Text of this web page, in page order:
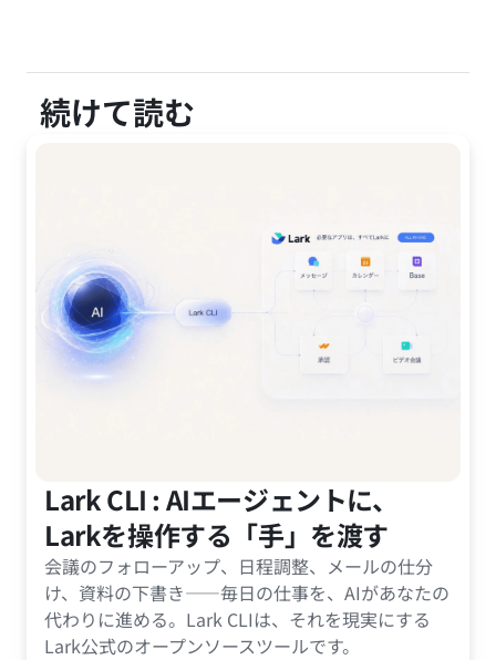
続けて読む
Lark CLI : AIエージェントに、
Larkを操作する「手」を渡す
会議のフォローアップ、日程調整、メールの仕分
け、資料の下書き——毎日の仕事を、AIがあなたの
代わりに進める。Lark CLIは、それを現実にする
Lark公式のオープンソースツールです。